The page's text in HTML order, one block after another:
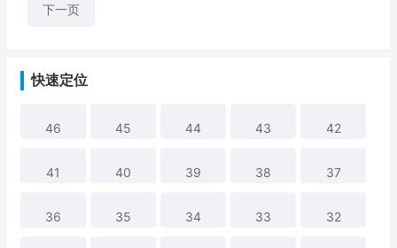
下一页
快速定位
46 45 44 43 42
41 40 39 38 37
36 35 34 33 32